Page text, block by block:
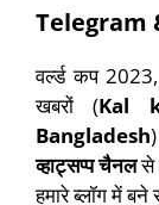
Telegram
वर्ल्ड कप
खबरों (Kal
Bangladesh
व्हाट्सप्प चैनलसे
हमारे ब्लॉग में